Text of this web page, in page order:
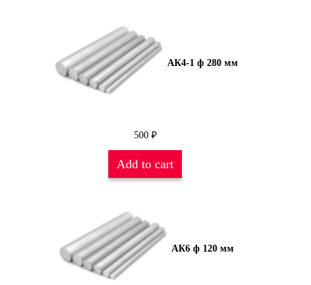
АК4-1 ф 280 мм
500 ₽
Add to cart
АК6 ф 120 мм